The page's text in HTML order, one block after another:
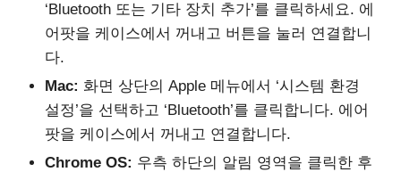
‘Bluetooth 또는 기타 장치 추가’를 클릭하세요. 에
어팟을 케이스에서 꺼내고 버튼을 눌러 연결합니
다.
Mac: 화면 상단의 Apple 메뉴에서 ‘시스템 환경
설정’을 선택하고 ‘Bluetooth’를 클릭합니다. 에어
팟을 케이스에서 꺼내고 연결합니다.
Chrome OS: 우측 하단의 알림 영역을 클릭한 후